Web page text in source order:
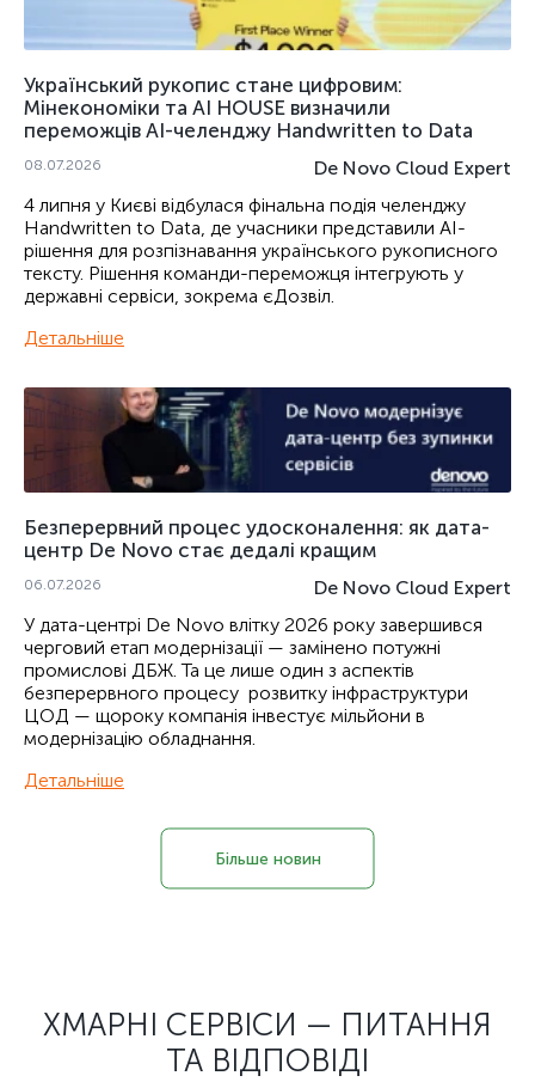
Український рукопис стане цифровим:
Мінекономіки та AI HOUSE визначили
переможців AI-челенджу Handwritten to Data
08.07.2026
De Novo Cloud Expert
4 липня у Києві відбулася фінальна подія челенджу
Handwritten to Data, де учасники представили AI-
рішення для розпізнавання українського рукописного
тексту. Рішення команди-переможця інтегрують у
державні сервіси, зокрема єДозвіл.
Детальніше
Безперервний процес удосконалення: як дата-
центр De Novo стає дедалі кращим
06.07.2026
De Novo Cloud Expert
У дата-центрі De Novo влітку 2026 року завершився
черговий етап модернізації — замінено потужні
промислові ДБЖ. Та це лише один з аспектів
безперервного процесу розвитку інфраструктури
ЦОД — щороку компанія інвестує мільйони в
модернізацію обладнання.
Детальніше
Більше новин
ХМАРНІ СЕРВІСИ — ПИТАННЯ
ТА ВІДПОВІДІ